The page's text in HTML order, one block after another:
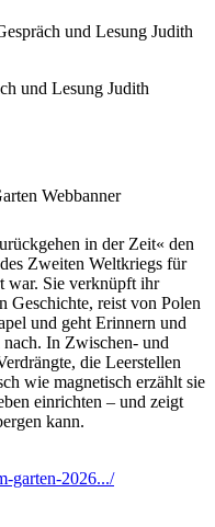
und Lesung Judith
und Lesung Judith
in der Zeit« den
Zweiten Weltkriegs für
war. Sie verknüpft ihr
Geschichte, reist von Polen
und geht Erinnern und
nach. In Zwischen- und
die Leerstellen
wie magnetisch erzählt sie
einrichten – und zeigt
kann.
garten-2026.../